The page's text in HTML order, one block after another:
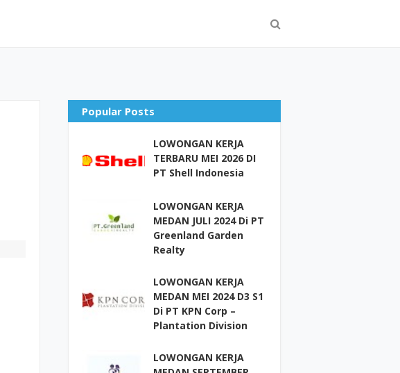
Popular Posts
LOWONGAN KERJA
TERBARU MEI 2026 DI
PT Shell Indonesia
LOWONGAN KERJA
MEDAN JULI 2024 Di PT
Greenland Garden
Realty
LOWONGAN KERJA
MEDAN MEI 2024 D3 S1
Di PT KPN Corp –
Plantation Division
LOWONGAN KERJA